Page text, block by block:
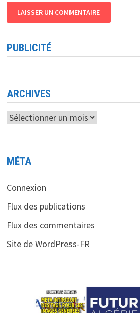
PUBLICITÉ
ARCHIVES
Archives
MÉTA
Connexion
Flux des publications
Flux des commentaires
Site de WordPress-FR